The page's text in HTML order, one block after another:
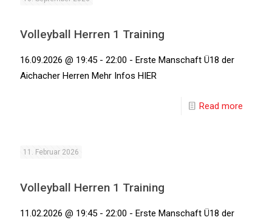
Volleyball Herren 1 Training
16.09.2026 @ 19:45 - 22:00 - Erste Manschaft Ü18 der
Aichacher Herren Mehr Infos HIER
Read more
11. Februar 2026
Volleyball Herren 1 Training
11.02.2026 @ 19:45 - 22:00 - Erste Manschaft Ü18 der